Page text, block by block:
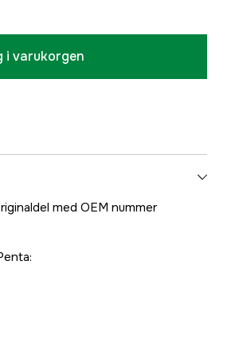
i varukorgen
med OEM nummer